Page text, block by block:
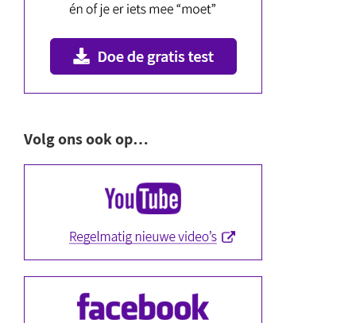
Volg ons ook op…